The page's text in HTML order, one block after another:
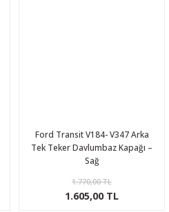
Ford Transit V184- V347 Arka
Tek Teker Davlumbaz Kapağı –
Sağ
1.770,00 TL
1.605,00 TL